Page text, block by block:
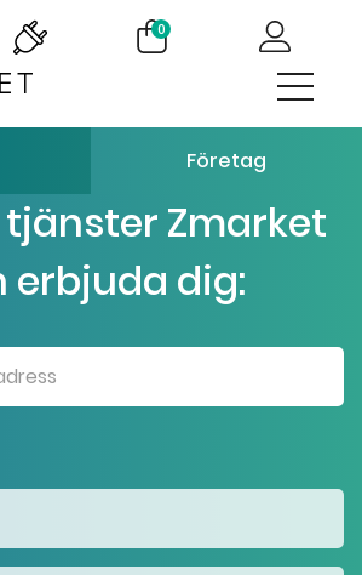
0
Företag
tjänster Zmarket
erbjuda dig: